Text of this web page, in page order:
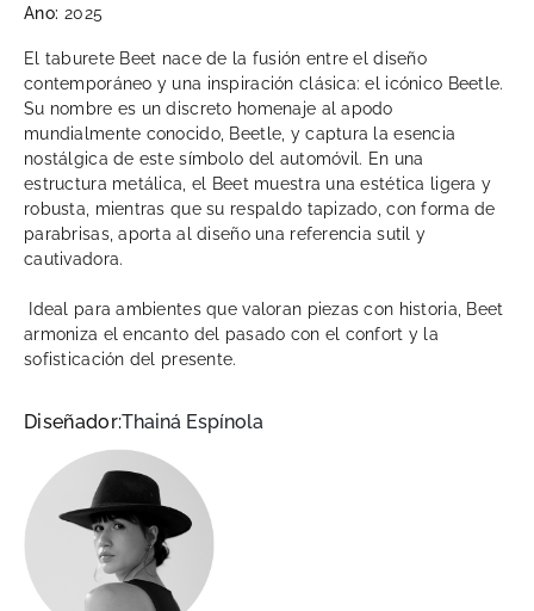
Ano: 2025
El taburete Beet nace de la fusión entre el diseño
contemporáneo y una inspiración clásica: el icónico Beetle.
Su nombre es un discreto homenaje al apodo
mundialmente conocido, Beetle, y captura la esencia
nostálgica de este símbolo del automóvil. En una
estructura metálica, el Beet muestra una estética ligera y
robusta, mientras que su respaldo tapizado, con forma de
parabrisas, aporta al diseño una referencia sutil y
cautivadora.
Ideal para ambientes que valoran piezas con historia, Beet
armoniza el encanto del pasado con el confort y la
sofisticación del presente.
Diseñador:Thainá Espínola